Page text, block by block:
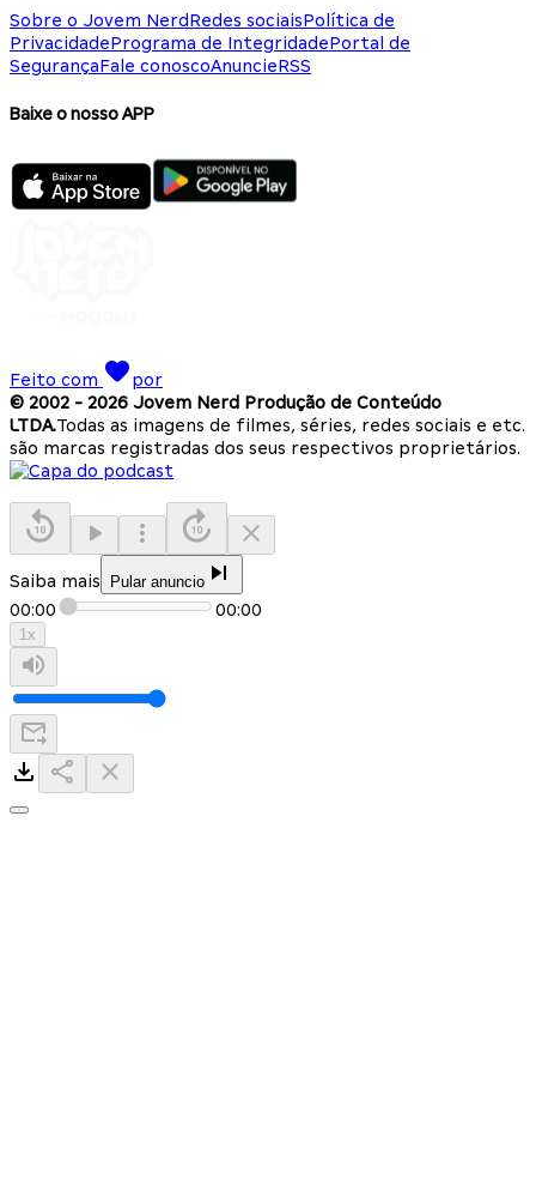
Sobre o Jovem NerdRedes sociaisPolítica de
PrivacidadePrograma de IntegridadePortal de
SegurançaFale conoscoAnuncieRSS
Baixe o nosso APP
Feito com
por
© 2002 - 2026 Jovem Nerd Produção de Conteúdo
LTDA.Todas as imagens de filmes, séries, redes sociais e etc.
são marcas registradas dos seus respectivos proprietários.
Saiba mais Pular anuncio
00:00 00:00
1x